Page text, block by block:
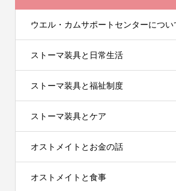
ウエル・カムサポートセンターについ
ストーマ装具と日常生活
ストーマ装具と福祉制度
ストーマ装具とケア
オストメイトとお金の話
オストメイトと食事